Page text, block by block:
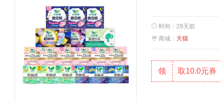
时间： 29天前
商城： 天猫
领 取10.0元券